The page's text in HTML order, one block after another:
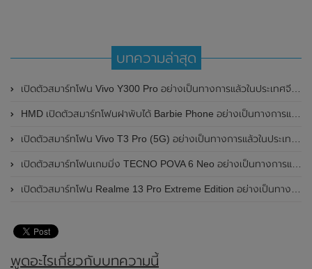
บทความล่าสุด
เปิดตัวสมาร์ทโฟน Vivo Y300 Pro อย่างเป็นทางการแล้วในประเทศจีน มาพร้อมดีไซน์พรีเมี่ยม ทนทาน และแบตเตอรี่สุดอึดขนาดใหญ่ 6,500mAh พร้อมรองรับการชาร์จไว 80W
HMD เปิดตัวสมาร์ทโฟนฝาพับได้ Barbie Phone อย่างเป็นทางการแล้ว มาพร้อมธีมสีชมพูสดใส
เปิดตัวสมาร์ทโฟน Vivo T3 Pro (5G) อย่างเป็นทางการแล้วในประเทศอินเดีย
เปิดตัวสมาร์ทโฟนเกมมิ่ง TECNO POVA 6 Neo อย่างเป็นทางการแล้วในประเทศไทย ในราคา 8,499 บาท
เปิดตัวสมาร์ทโฟน Realme 13 Pro Extreme Edition อย่างเป็นทางการแล้วในประเทศจีน
พูดอะไรเกี่ยวกับบทความนี้